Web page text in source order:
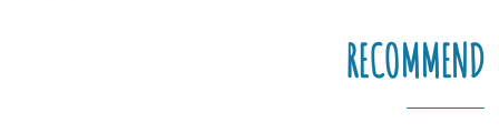
RECOMMEND